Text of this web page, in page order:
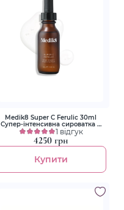
Medik8 Super C Ferulic 30ml
Супер-інтенсивна сироватка з
вітаміном С та феруловою
кислотою
1 відгук
4250 грн
Купити